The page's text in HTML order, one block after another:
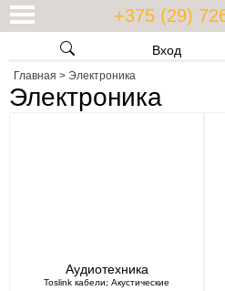
+375 (29)
Вход
Главная > Электроника
Электроника
Аудиотехника
Toslink кабели; Акустические